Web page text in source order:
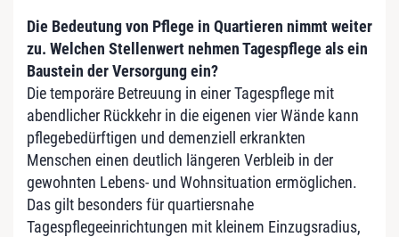
Die Bedeutung von Pflege in Quartieren nimmt weiter
zu. Welchen Stellenwert nehmen Tagespflege als ein
Baustein der Versorgung ein?
Die temporäre Betreuung in einer Tagespflege mit
abendlicher Rückkehr in die eigenen vier Wände kann
pflegebedürftigen und demenziell erkrankten
Menschen einen deutlich längeren Verbleib in der
gewohnten Lebens- und Wohnsituation ermöglichen.
Das gilt besonders für quartiersnahe
Tagespflegeeinrichtungen mit kleinem Einzugsradius,